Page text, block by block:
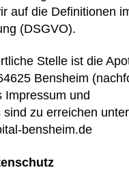
auf die Definitionen
(DSGVO).
Stelle ist die
Bensheim
Impressum und
zu erreichen unter
bensheim.de